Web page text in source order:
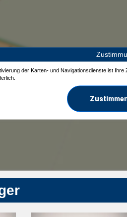
der Karten- und Navigationsdienste ist Ihre